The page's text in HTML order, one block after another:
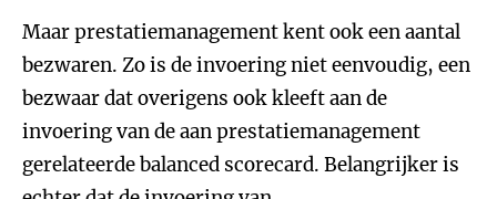
Maar prestatiemanagement kent ook een aantal
bezwaren. Zo is de invoering niet eenvoudig, een
bezwaar dat overigens ook kleeft aan de
invoering van de aan prestatiemanagement
gerelateerde balanced scorecard. Belangrijker is